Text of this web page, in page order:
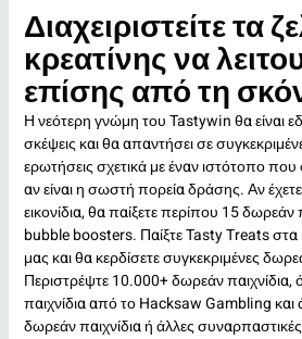
Διαχειριστείτε τα
κρεατίνης να
επίσης από τη
Η νεότερη γνώμη του Tastywin θα είναι
σκέψεις και θα απαντήσει σε
ερωτήσεις σχετικά με έναν ιστότοπο που
αν είναι η σωστή πορεία δράσης. Αν
εικονίδια, θα παίξετε περίπου 15 δωρεάν
bubble boosters. Παίξτε Tasty Treats στα
μας και θα κερδίσετε συγκεκριμένες
Περιστρέψτε 10.000+ δωρεάν
παιχνίδια από το Hacksaw Gambling και
δωρεάν παιχνίδια ή άλλες